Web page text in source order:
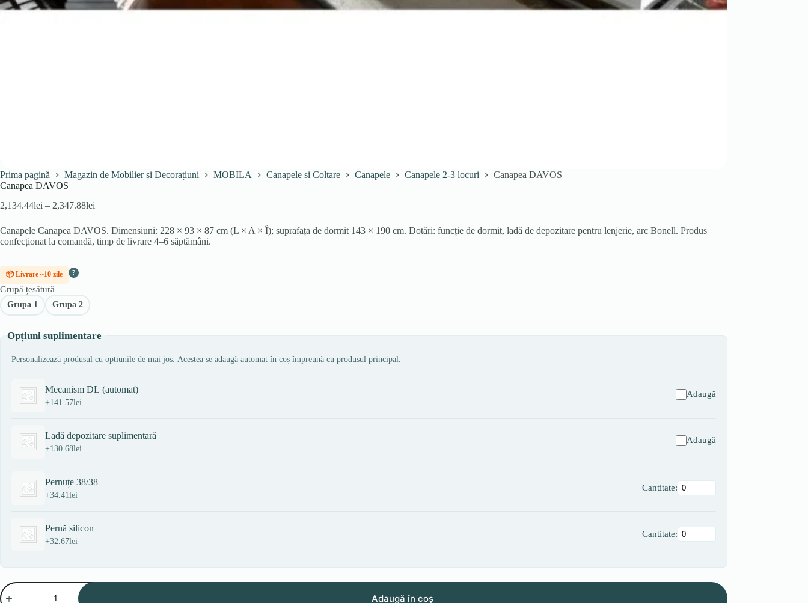
Prima pagină Magazin de Mobilier și Decorațiuni MOBILA Canapele si Coltare Canapele Canapele 2-3 locuri
Canapea DAVOS
Canapea DAVOS
2,134.44lei – 2,347.88lei
prețuri:
2,134.44lei
până
Canapele Canapea DAVOS. Dimensiuni: 228 × 93 × 87 cm (L × A × Î); suprafața de dormit 143 × 190 cm. Dotări: funcție de dormit, ladă de depozitare pentru lenjerie, arc Bonell. Produs
confecționat la comandă, timp de livrare 4–6 săptămâni.
📦 Livrare ~10 zile ?
Grupă țesătură
Grupa 1 Grupa 2
Opțiuni suplimentare
Personalizează produsul cu opțiunile de mai jos. Acestea se adaugă automat în coș împreună cu produsul principal.
Mecanism DL (automat)
+141.57lei
Adaugă
Ladă depozitare suplimentară
+130.68lei
Adaugă
Pernuțe 38/38
+34.41lei
Cantitate:
Pernă silicon
+32.67lei
Cantitate:
Cantitate
Canapea
Adaugă în coș